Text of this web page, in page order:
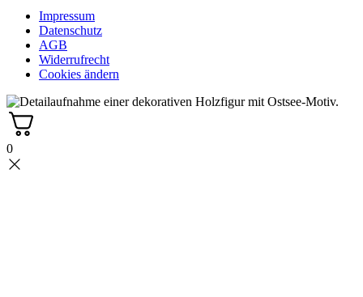
Impressum
Datenschutz
AGB
Widerrufrecht
Cookies ändern
0